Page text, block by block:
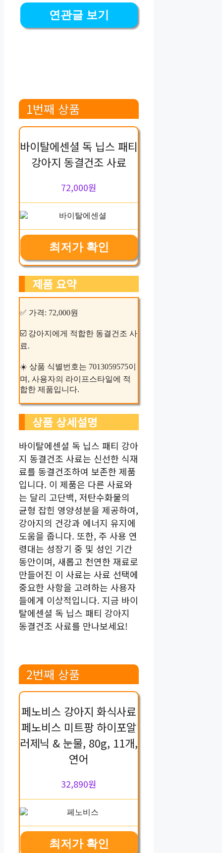
연관글 보기
1번째 상품
바이탈에센셜 독 닙스 패티
강아지 동결건조 사료
72,000원
최저가 확인
제품 요약
✅ 가격: 72,000원
☑️ 강아지에게 적합한 동결건조 사
료.
☀️ 상품 식별번호는 7013059575이
며, 사용자의 라이프스타일에 적
합한 제품입니다.
상품 상세설명
바이탈에센셜 독 닙스 패티 강아
지 동결건조 사료는 신선한 식재
료를 동결건조하여 보존한 제품
입니다. 이 제품은 다른 사료와
는 달리 고단백, 저탄수화물의
균형 잡힌 영양성분을 제공하여,
강아지의 건강과 에너지 유지에
도움을 줍니다. 또한, 주 사용 연
령대는 성장기 중 및 성인 기간
동안이며, 새롭고 천연한 재료로
만들어진 이 사료는 사료 선택에
중요한 사항을 고려하는 사용자
들에게 이상적입니다. 지금 바이
탈에센셜 독 닙스 패티 강아지
동결건조 사료를 만나보세요!
2번째 상품
페노비스 강아지 화식사료
페노비스 미트팡 하이포알
러제닉 & 눈물, 80g, 11개,
연어
32,890원
최저가 확인